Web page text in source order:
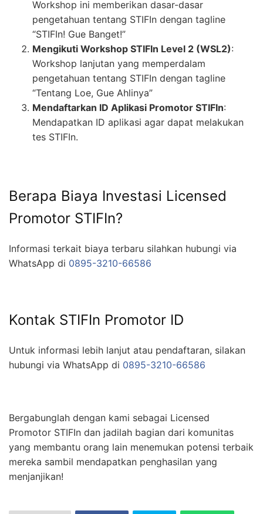
Workshop ini memberikan dasar-dasar
pengetahuan tentang STIFIn dengan tagline
“STIFIn! Gue Banget!”
Mengikuti Workshop STIFIn Level 2 (WSL2):
Workshop lanjutan yang memperdalam
pengetahuan tentang STIFIn dengan tagline
“Tentang Loe, Gue Ahlinya”
Mendaftarkan ID Aplikasi Promotor STIFIn:
Mendapatkan ID aplikasi agar dapat melakukan
tes STIFIn.
Berapa Biaya Investasi Licensed
Promotor STIFIn?
Informasi terkait biaya terbaru silahkan hubungi via
WhatsApp di 0895-3210-66586
Kontak STIFIn Promotor ID
Untuk informasi lebih lanjut atau pendaftaran, silakan
hubungi via WhatsApp di 0895-3210-66586
Bergabunglah dengan kami sebagai Licensed
Promotor STIFIn dan jadilah bagian dari komunitas
yang membantu orang lain menemukan potensi terbaik
mereka sambil mendapatkan penghasilan yang
menjanjikan!